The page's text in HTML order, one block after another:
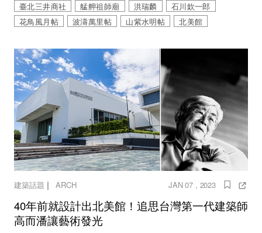
臺北三井商社
艋舺祖師廟 洪瑞麟
石川欽一郎
花鳥風月帖
波濤萬里帖 山紫水明帖 北美館
建築話題 ｜ARCH JAN 07 , 2023
40年前就設計出北美館！追思台灣第一代建築師
高而潘讓藝術發光